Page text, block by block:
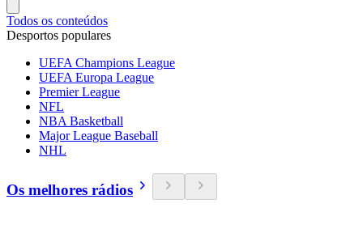
Todos os conteúdos
Desportos populares
UEFA Champions League
UEFA Europa League
Premier League
NFL
NBA Basketball
Major League Baseball
NHL
Os melhores rádios